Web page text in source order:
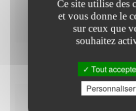
Contacter l'office de
Ce site utilise des
et vous donne le
sur ceux que
souhaitez
Tout
Personnaliser